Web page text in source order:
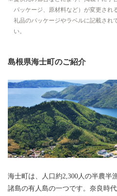
パッケージ、原材料など）が変更され
礼品のパッケージやラベルに記載され
い。
島根県海士町のご紹介
海士町は、人口約2,300人の半農半
諸島の有人島の一つです。奈良時